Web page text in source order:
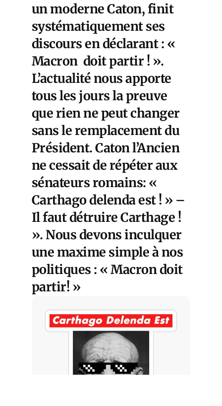
un moderne Caton, finit
systématiquement ses
discours en déclarant : «
Macron doit partir ! ».
L’actualité nous apporte
tous les jours la preuve
que rien ne peut changer
sans le remplacement du
Président. Caton l’Ancien
ne cessait de répéter aux
sénateurs romains: «
Carthago delenda est ! » –
Il faut détruire Carthage !
». Nous devons inculquer
une maxime simple à nos
politiques : « Macron doit
partir! »